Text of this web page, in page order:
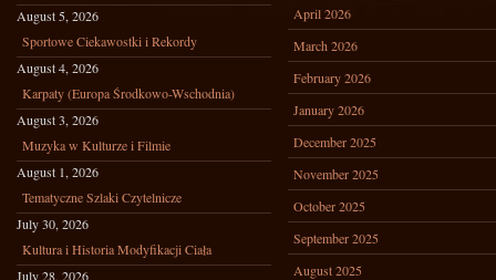
August 5, 2026
Sportowe Ciekawostki i Rekordy
August 4, 2026
Karpaty (Europa Środkowo-Wschodnia)
August 3, 2026
Muzyka w Kulturze i Filmie
August 1, 2026
Tematyczne Szlaki Czytelnicze
July 30, 2026
Kultura i Historia Modyfikacji Ciała
July 28, 2026
April 2026
March 2026
February 2026
January 2026
December 2025
November 2025
October 2025
September 2025
August 2025